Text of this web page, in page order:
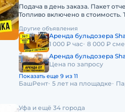
Подача в день заказа. Пакет
Топливо включено в стоимость.
Другие объявления
Аренда бульдозера
1 000 ₽ час 8 000 ₽
Аренда бульдозера
Цена по запросу
Показать еще 9 из 11
БашРент 5 лет на площадке
Уфа и ещё 34 города